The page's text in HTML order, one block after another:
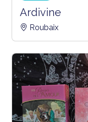
Ardivine
Roubaix